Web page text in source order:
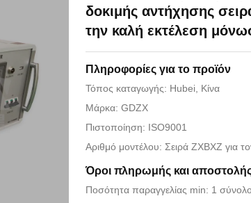
δοκιμής αντήχησης
την καλή εκτέλεση
Πληροφορίες για το προϊόν
Τόπος καταγωγής: Hubei, Κίνα
Μάρκα: GDZX
Πιστοποίηση: ISO9001
Αριθμό μοντέλου: Σειρά ZXBXZ για
Όροι πληρωμής και
Ποσότητα παραγγελίας min: 1 σύνολο